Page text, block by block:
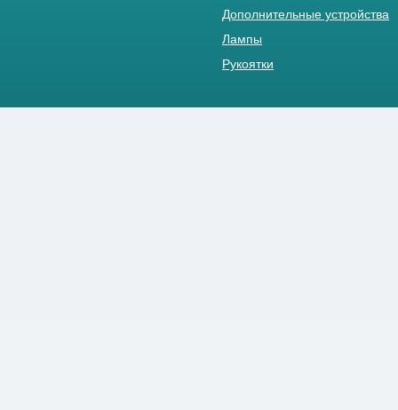
Дополнительные устройства
Лампы
Рукоятки